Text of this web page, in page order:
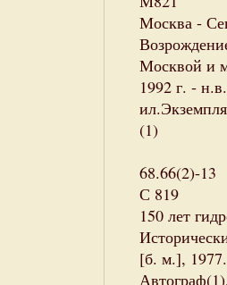
Москва -
Москвой и
1992 г. -
(1)
68.66(2)-13
С 819
150 лет
[б. м.],